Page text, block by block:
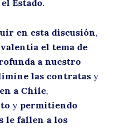
Estado.
en esta discusión,
el tema de
a nuestro
las contratas y
a Chile,
y permitiendo
le fallen a los